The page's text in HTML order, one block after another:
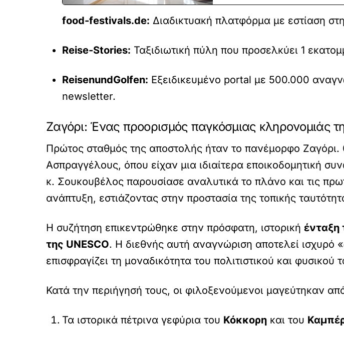
food-festivals.de: Διαδικτυακή πλατφόρμα με εστίαση
Reise-Stories: Ταξιδιωτική πύλη που προσελκύει 1
ReisenundGolfen: Εξειδικευμένο portal με 500.000
newsletter.
Ζαγόρι: Ένας προορισμός παγκόσμιας κληρονομιάς
Πρώτος σταθμός της αποστολής ήταν το πανέμορφο Ζαγόρι.
Ασπραγγέλους, όπου είχαν μια ιδιαίτερα εποικοδομητική
κ. Σουκουβέλος παρουσίασε αναλυτικά το πλάνο και τις
ανάπτυξη, εστιάζοντας στην προστασία της τοπικής
Η συζήτηση επικεντρώθηκε στην πρόσφατη, ιστορική ένταξη
της UNESCO. Η διεθνής αυτή αναγνώριση αποτελεί ισχυρό
επισφραγίζει τη μοναδικότητα του πολιτιστικού και φυσικού
Κατά την περιήγησή τους, οι φιλοξενούμενοι μαγεύτηκαν
Τα ιστορικά πέτρινα γεφύρια του Κόκκορη και του